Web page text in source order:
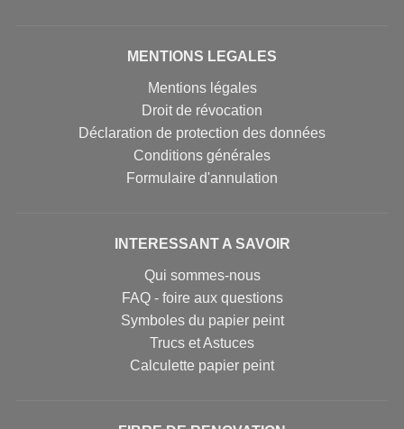
MENTIONS LEGALES
Mentions légales
Droit de révocation
Déclaration de protection des données
Conditions générales
Formulaire d'annulation
INTERESSANT A SAVOIR
Qui sommes-nous
FAQ - foire aux questions
Symboles du papier peint
Trucs et Astuces
Calculette papier peint